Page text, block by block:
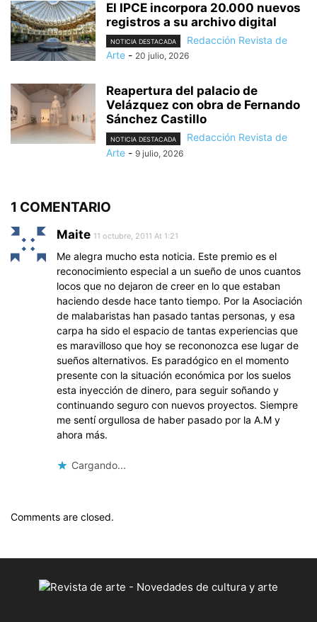
El IPCE incorpora 20.000 nuevos
registros a su archivo digital
NOTICIA DESTACADA
Redacción Revista de
Arte - 20 julio, 2026
Reapertura del palacio de
Velázquez con obra de Fernando
Sánchez Castillo
NOTICIA DESTACADA
Redacción Revista de
Arte - 9 julio, 2026
1 COMENTARIO
Maite 11 octubre, 2011 At 1:21
Me alegra mucho esta noticia. Este premio es el
reconocimiento especial a un sueño de unos cuantos
locos que no dejaron de creer en lo que estaban
haciendo desde hace tanto tiempo. Por la Asociación
de malabaristas han pasado tantas personas, y esa
carpa ha sido el espacio de tantas experiencias que
es maravilloso que hoy se recononozca ese lugar de
sueños alternativos. Es paradógico en el momento
presente con la situación económica por los suelos
esta inyección de dinero, para seguir soñando y
continuando seguro con nuevos proyectos. Siempre
me sentí orgullosa de haber pasado por la A.M y
ahora más.
Cargando...
Comments are closed.